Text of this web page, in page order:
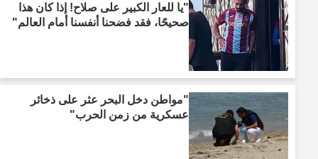
"يا للعار الكبير على صلاح! إذا كان هذا
صحيحًا، فقد فضحنا أنفسنا أمام العالم"
"مواطن دخل البحر عثر على ذخائر
عسكرية من زمن الحرب"